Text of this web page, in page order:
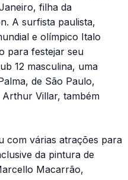
filha da
A surfista paulista,
e olímpico Italo
para festejar seu
12 masculina, uma
de São Paulo,
Villar, também
com várias atrações para
da pintura de
Macarrão,